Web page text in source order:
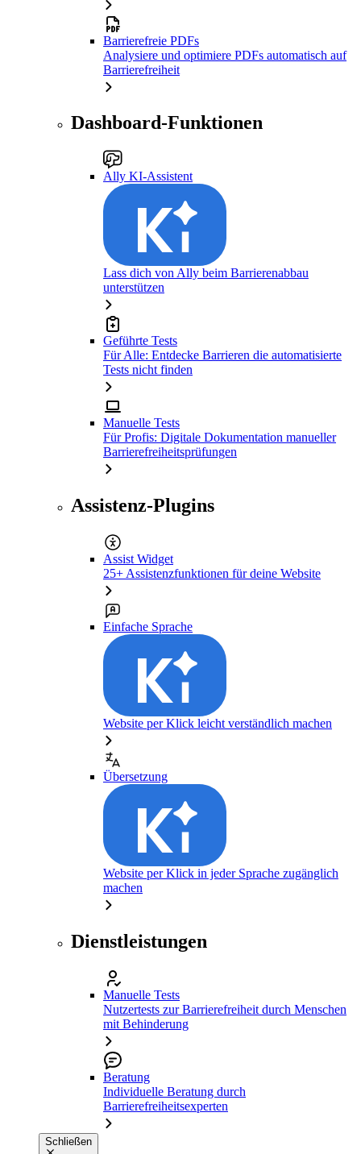
Barrierefreie PDFs
Analysiere und optimiere PDFs automatisch auf
Barrierefreiheit
Dashboard-Funktionen
Ally KI-Assistent
Lass dich von Ally beim Barrierenabbau
unterstützen
Geführte Tests
Für Alle: Entdecke Barrieren die automatisierte
Tests nicht finden
Manuelle Tests
Für Profis: Digitale Dokumentation manueller
Barrierefreiheitsprüfungen
Assistenz-Plugins
Assist Widget
25+ Assistenzfunktionen für deine Website
Einfache Sprache
Website per Klick leicht verständlich machen
Übersetzung
Website per Klick in jeder Sprache zugänglich
machen
Dienstleistungen
Manuelle Tests
Nutzertests zur Barrierefreiheit durch Menschen
mit Behinderung
Beratung
Individuelle Beratung durch
Barrierefreiheitsexperten
Schließen